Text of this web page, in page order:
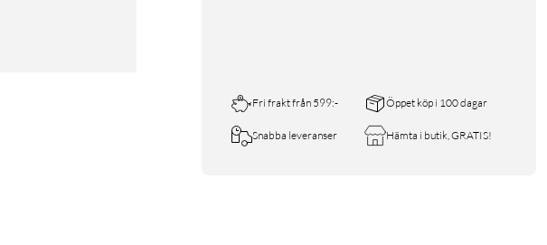
Fri frakt från 599:- Öppet köp i 100 dagar
Snabba leveranser Hämta i butik, GRATIS!